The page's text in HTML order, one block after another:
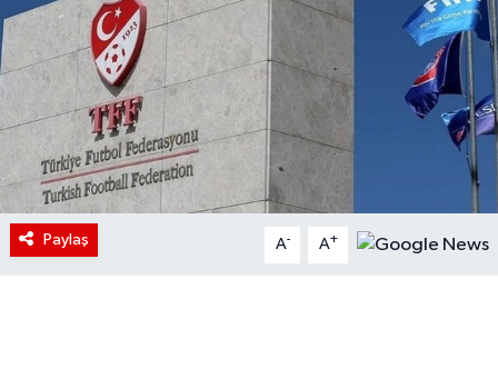
Paylaş A- A+